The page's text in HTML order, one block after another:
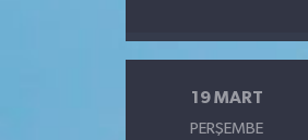
19 MART
PERŞEMBE